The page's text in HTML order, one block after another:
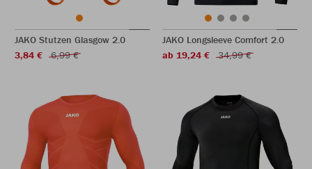
JAKO Stutzen Glasgow 2.0
3,84 €
6,99 €
JAKO Longsleeve Comfort 2.0
ab 19,24 €
34,99 €